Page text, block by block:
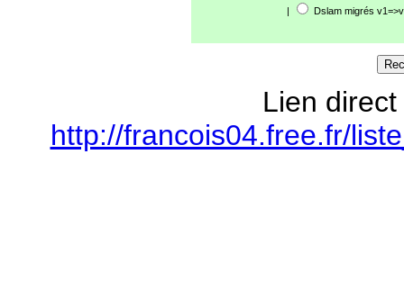
| Dslam migrés
Lien
http://francois04.free.fr/